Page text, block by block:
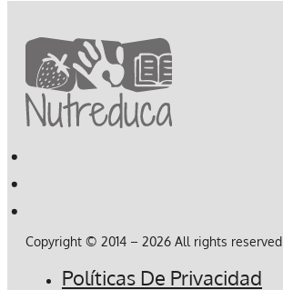
Copyright © 2014 – 2026 All rights reserved.
Políticas De Privacidad